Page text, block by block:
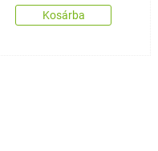
Kosárba